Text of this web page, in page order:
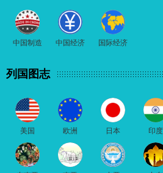
中国制造 中国经济 国际经济
列国图志
美国 欧洲 日本 印度